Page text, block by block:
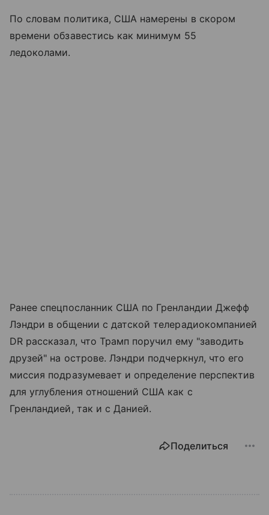
По словам политика, США намерены в скором
времени обзавестись как минимум 55
ледоколами.
Ранее спецпосланник США по Гренландии Джефф
Лэндри в общении с датской телерадиокомпанией
DR рассказал, что Трамп поручил ему "заводить
друзей" на острове. Лэндри подчеркнул, что его
миссия подразумевает и определение перспектив
для углубления отношений США как с
Гренландией, так и с Данией.
Поделиться